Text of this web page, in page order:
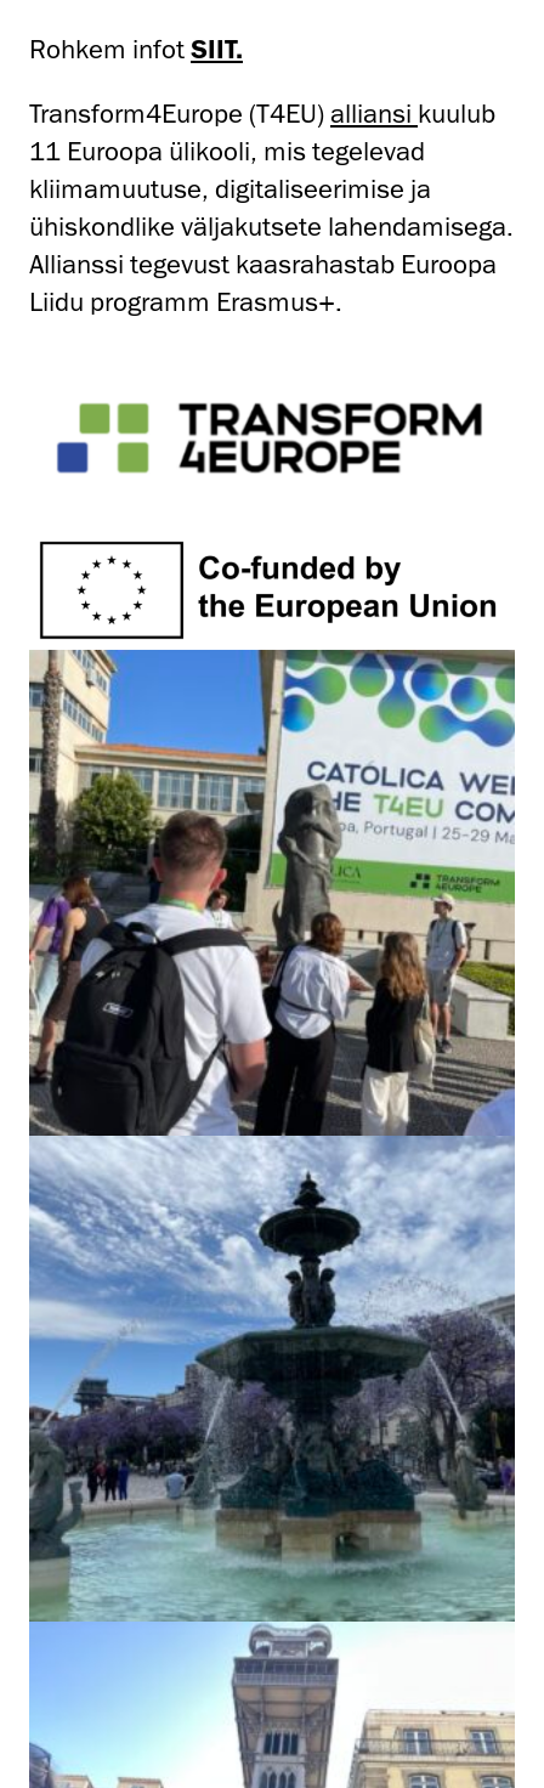
Rohkem infot SIIT.
Transform4Europe (T4EU) alliansi kuulub
11 Euroopa ülikooli, mis tegelevad
kliimamuutuse, digitaliseerimise ja
ühiskondlike väljakutsete lahendamisega.
Allianssi tegevust kaasrahastab Euroopa
Liidu programm Erasmus+.